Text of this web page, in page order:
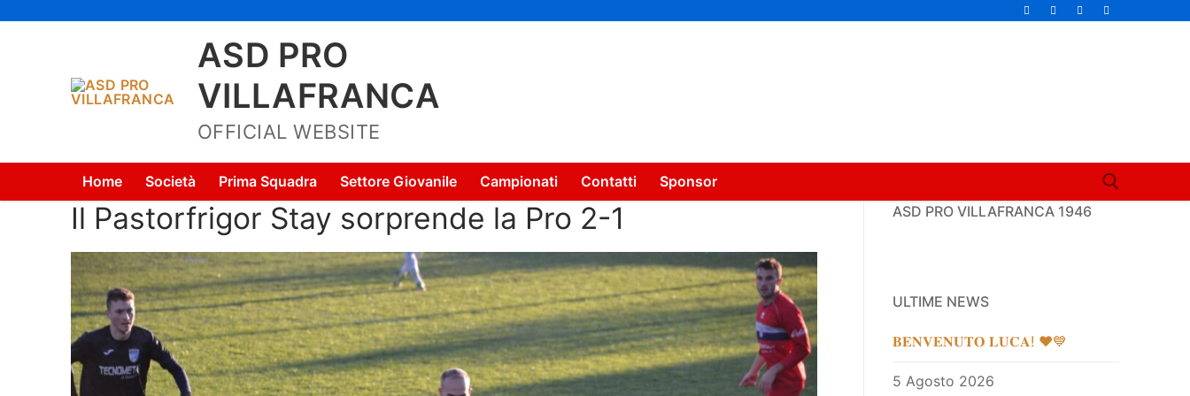
ASD PRO
VILLAFRANCA
OFFICIAL WEBSITE
Home Società Prima Squadra Settore Giovanile Campionati Contatti Sponsor
Home
Società
Il Pastorfrigor Stay sorprende la Pro 2-1 ASD PRO VILLAFRANCA 1946
ULTIME NEWS
𝐁𝐄𝐍𝐕𝐄𝐍𝐔𝐓𝐎 𝐋𝐔𝐂𝐀! ❤️💙
5 Agosto 2026